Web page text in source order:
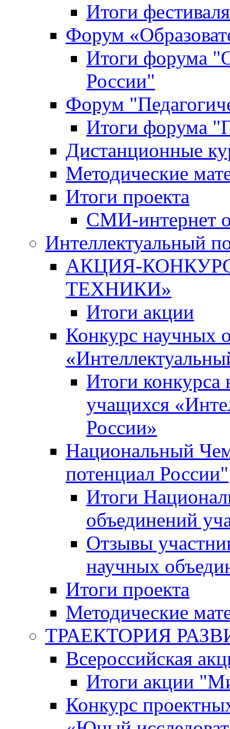
Итоги
Форум
Итоги форума
России"
Форум
Итоги форума
Дистанционные
Методические
Итоги проекта
СМИ-интернет
Интеллектуальный
АКЦИЯ-
ТЕХНИКИ»
Итоги акции
Конкурс научных
Итоги
учащихся
России»
Национальный
потенциал России"
Итоги
объединений
Отзывы
научных
Итоги проекта
Методические
ТРАЕКТОРИЯ
Всероссийская
Итоги акции
Конкурс